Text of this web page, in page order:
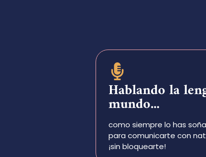
Hablando la
mundo...
como siempre lo has
para comunicarte con
¡sin bloquearte!